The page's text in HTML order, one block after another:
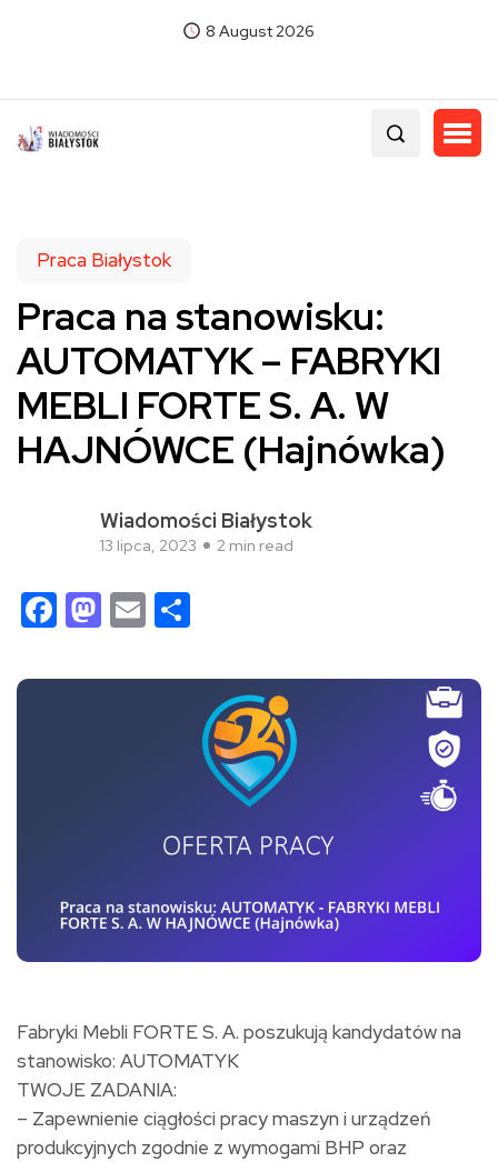
8 August 2026
Praca Białystok
Praca na stanowisku:
AUTOMATYK – FABRYKI
MEBLI FORTE S. A. W
HAJNÓWCE (Hajnówka)
Wiadomości Białystok
13 lipca, 2023 2 min read
Facebook
Mastodon
Email
Fabryki Mebli FORTE S. A. poszukują kandydatów na
stanowisko: AUTOMATYK
TWOJE ZADANIA:
– Zapewnienie ciągłości pracy maszyn i urządzeń
produkcyjnych zgodnie z wymogami BHP oraz